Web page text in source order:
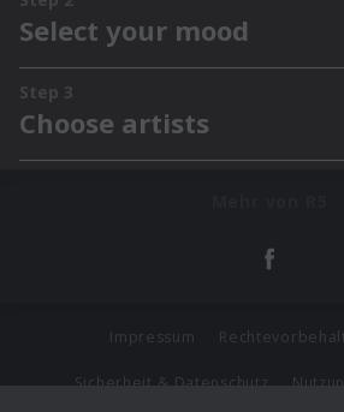
Impressum
Sicherheit & Datenschutz